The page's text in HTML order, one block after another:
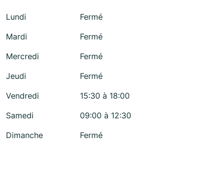
Lundi
Fermé
Mardi
Fermé
Mercredi
Fermé
Jeudi
Fermé
Vendredi
15:30 à 18:00
Samedi
09:00 à 12:30
Dimanche
Fermé